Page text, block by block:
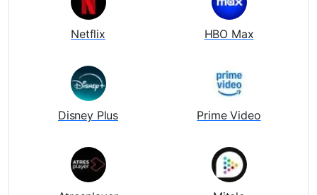
Netflix HBO Max
Disney Plus Prime Video